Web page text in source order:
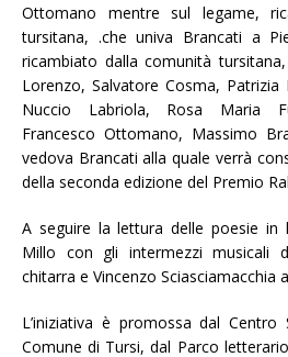
Ottomano mentre sul legame,
tursitana, .che univa Brancati a
ricambiato dalla comunità
Lorenzo, Salvatore Cosma,
Nuccio Labriola, Rosa Maria
Francesco Ottomano, Massimo
vedova Brancati alla quale verrà
della seconda edizione del Premio
A seguire la lettura delle poesie in
Millo con gli intermezzi musicali
chitarra e Vincenzo Sciasciamacchia
L’iniziativa è promossa dal Centro
Comune di Tursi, dal Parco